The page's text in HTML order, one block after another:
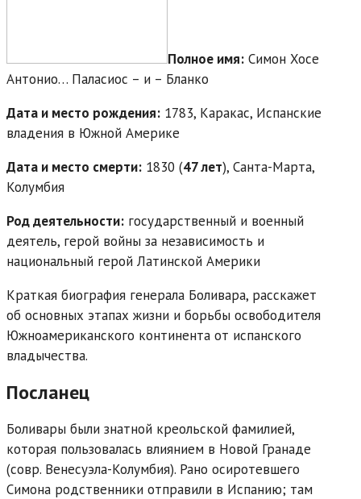
Полное имя: Симон Хосе
Антонио… Паласиос – и – Бланко
Дата и место рождения: 1783, Каракас, Испанские
владения в Южной Америке
Дата и место смерти: 1830 (47 лет), Санта-Марта,
Колумбия
Род деятельности: государственный и военный
деятель, герой войны за независимость и
национальный герой Латинской Америки
Краткая биография генерала Боливара, расскажет
об основных этапах жизни и борьбы освободителя
Южноамериканского континента от испанского
владычества.
Посланец
Боливары были знатной креольской фамилией,
которая пользовалась влиянием в Новой Гранаде
(совр. Венесуэла-Колумбия). Рано осиротевшего
Симона родственники отправили в Испанию; там